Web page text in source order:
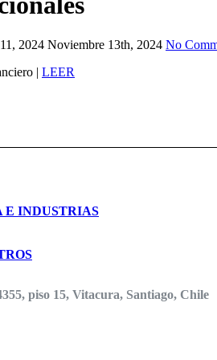
2024 Noviembre 13th, 2024 No
| LEER
E INDUSTRIAS
piso 15, Vitacura, Santiago, Chile